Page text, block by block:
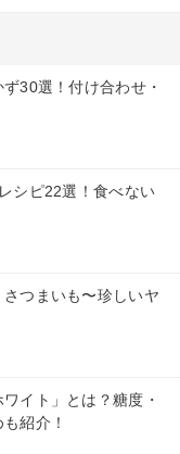
30選！付け合わせ・
シピ22選！食べない
つまいも〜珍しいヤ
イト」とは？糖度・
紹介！